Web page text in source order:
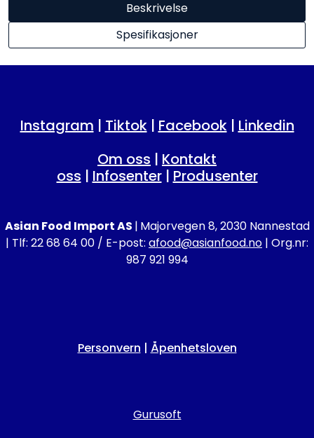
Beskrivelse
Spesifikasjoner
Instagram | Tiktok| Facebook| Linkedin
Om oss | Kontakt
oss | Infosenter| Produsenter
Asian Food Import AS | Majorvegen 8, 2030 Nannestad
| Tlf: 22 68 64 00 / E-post: afood@asianfood.no | Org.nr:
987 921 994
Personvern | Åpenhetsloven
Gurusoft